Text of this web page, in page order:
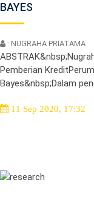
BAYES
: NUGRAHA PRIATAMA
Pemberian
Bayes&nbsp;Dalam
11 Sep 2020, 17:32